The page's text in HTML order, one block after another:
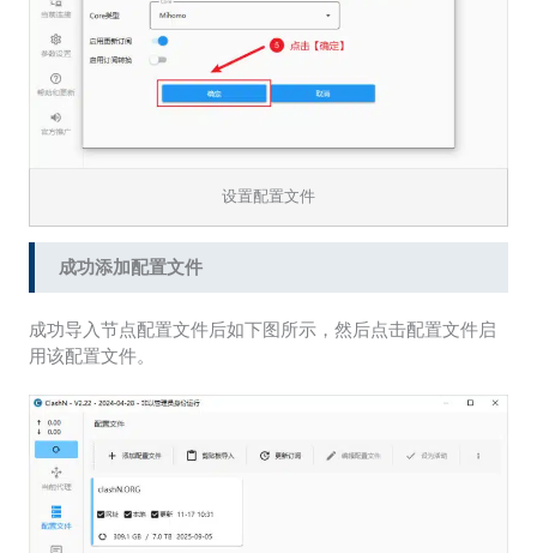
设置配置文件
成功添加配置文件
成功导入节点配置文件后如下图所示，然后点击配置文件启
用该配置文件。